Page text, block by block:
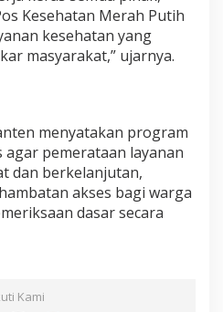
Kesehatan Merah Putih
kesehatan yang
masyarakat,” ujarnya.
menyatakan program
pemerataan layanan
dan berkelanjutan,
akses bagi warga
dasar secara
Kami